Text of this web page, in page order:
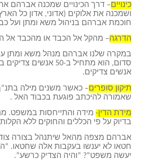
כינויים– דרך הכינויים שמכנה אברהם
ושמכנה את אלוקים (אדוני, אדון כל
חוכמת אברהם בניהול משא ומתן ועל
הדרגה– מהקל אל הכבד או מהכבד אל
במקרה שלנו אברהם מנהל משא ומתן
אנשים צדיקים.
תיקון סופרים– כאשר משנים מילה
שאמורה להיכתב פוגעת בכבוד האל .
מידת הדין- מידה והתייחסות במשפט.
בדיוק על פי הכללים והחוקים ללא
אברהם מצפה מהאל שיתנהל בצורה
חטאו לא יענשו בעקבות אלה שחטאו.
יעשה משפט”? “והיה הצדיק כרשע”.